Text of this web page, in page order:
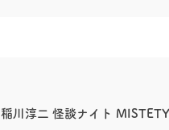
稲川淳二 怪談ナイト